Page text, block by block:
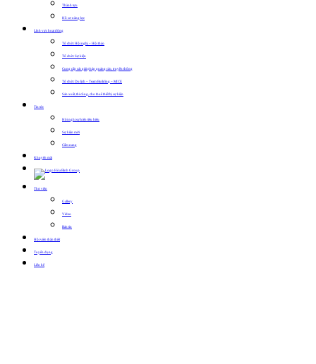
Thành tựu
Hồ sơ năng lực
Lĩnh vực hoạt động
Tổ chức Hội nghị – Hội thảo
Tổ chức Sự kiện
Cung cấp các giải pháp quảng cáo, truyền thông
Tổ chức Du lịch – Team Building – MICE
Sản xuất, thi công, cho thuê thiết bị sự kiện
Tin tức
Hội nghị sự kiện tiêu biểu
Sự kiện mới
Cẩm nang
Khuyến mãi
Thư viện
Gallery
Video
Bản tin
Hội viên thân thiết
Tuyển dụng
Liên hệ